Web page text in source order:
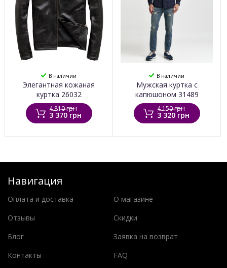
В наличии
Элегантная кожаная
куртка 26032
4 810 грн
3 370 грн
В наличии
Мужская куртка с
капюшоном 31489
4 150 грн
3 320 грн
Навигация
Оплата и доставка
О магазине
Отзывы
Скидки
Блог
Заявка на возврат
Контакты
FAQ